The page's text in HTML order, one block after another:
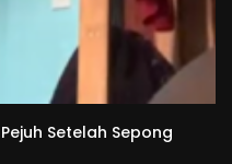
Setelah Sepong